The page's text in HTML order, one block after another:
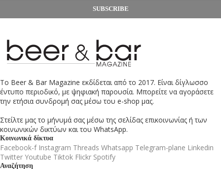
SUBSCRIBE
Το Beer & Bar Magazine εκδίδεται από το 2017. Είναι δίγλωσσο
έντυπο περιοδικό, με ψηφιακή παρουσία. Μπορείτε να αγοράσετε
την ετήσια συνδρομή σας μέσω του e-shop μας.
Στείλτε μας το μήνυμά σας μέσω της σελίδας επικοινωνίας ή των
κοινωνικών δικτύων και του WhatsApp.
Κοινωνικά δίκτυα
Facebook-f Instagram Threads Whatsapp Telegram-plane Linkedin
Twitter Youtube Tiktok Flickr Spotify
Αναζήτηση